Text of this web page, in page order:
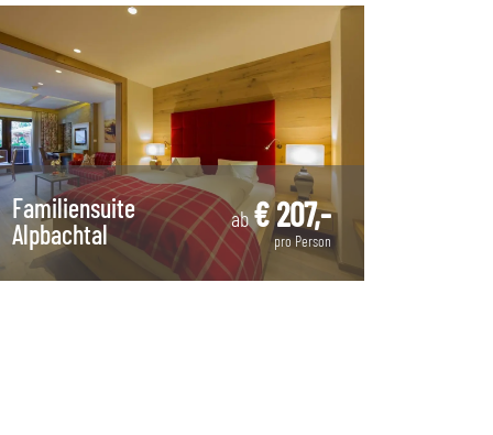
Familiensuite
Alpbachtal
ab€ 207,-
pro Person